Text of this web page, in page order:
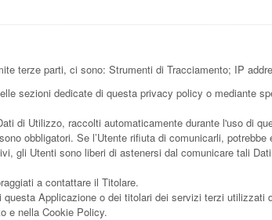
terze parti, ci sono: Strumenti di Tracciamento; IP
sezioni dedicate di questa privacy policy o mediante
di Utilizzo, raccolti automaticamente durante l'uso di
obbligatori. Se l’Utente rifiuta di comunicarli,
gli Utenti sono liberi di astenersi dal comunicare tali
a contattare il Titolare.
Applicazione o dei titolari dei servizi terzi
e nella Cookie Policy.